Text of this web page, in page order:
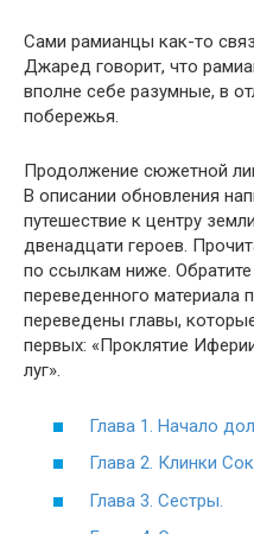
Сами рамианцы как-то
Джаред говорит, что
вполне себе разумные, в
побережья.
Продолжение сюжетной
В описании обновления
путешествие к центру
двенадцати героев.
по ссылкам ниже.
переведенного материала
переведены главы,
первых: «Проклятие
луг».
Глава 1. Начало
Глава 2. Клинки
Глава 3. Сестры.